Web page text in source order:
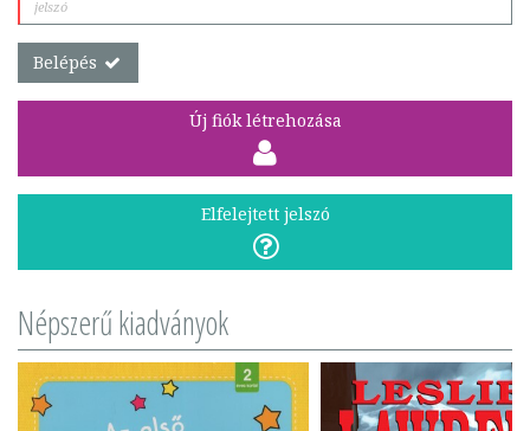
Belépés
Új fiók létrehozása
Elfelejtett jelszó
Népszerű kiadványok